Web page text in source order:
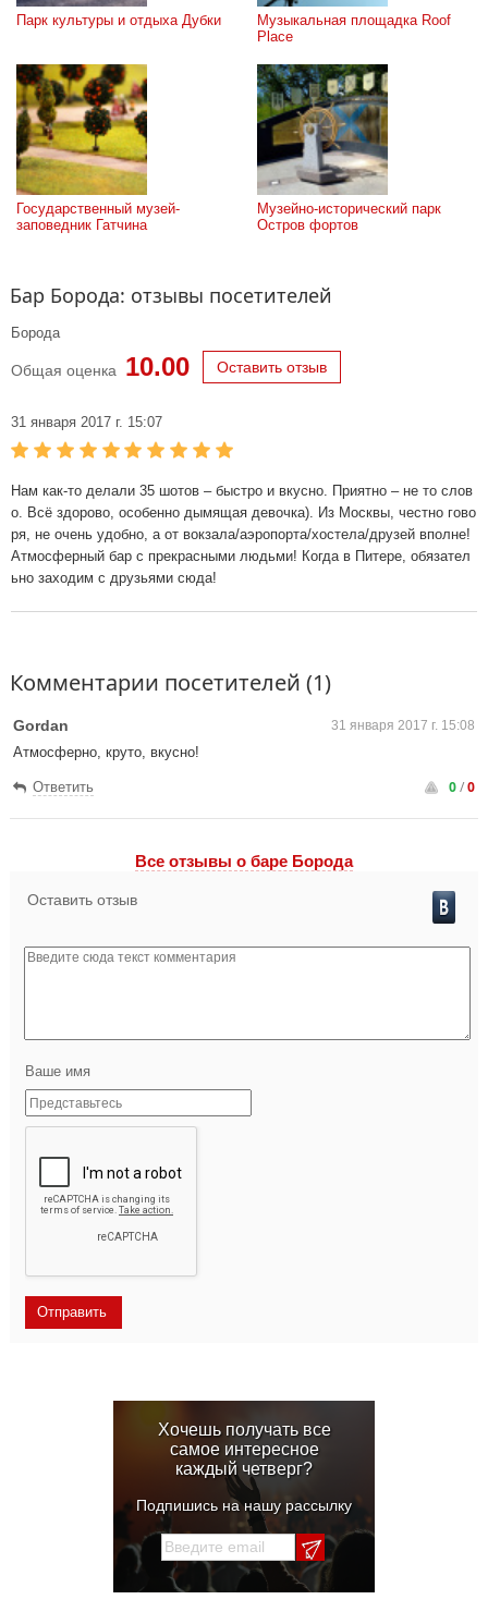
Парк культуры и отдыха Дубки
Музыкальная площадка Roof
Place
Государственный музей-
заповедник Гатчина
Музейно-исторический парк
Остров фортов
Бар Борода: отзывы посетителей
Борода
Общая оценка 10.00 Оставить отзыв
31 января 2017 г. 15:07
Нам как-то делали 35 шотов – быстро и вкусно. Приятно – не то слов
о. Всё здорово, особенно дымящая девочка). Из Москвы, честно гово
ря, не очень удобно, а от вокзала/аэропорта/хостела/друзей вполне!
Атмосферный бар с прекрасными людьми! Когда в Питере, обязател
ьно заходим с друзьями сюда!
Комментарии посетителей (1)
Gordan 31 января 2017 г. 15:08
Атмосферно, круто, вкусно!
Ответить 0/0
Все отзывы o баре Борода
Оставить отзыв
Ваше имя
Хочешь получать все
самое интересное
каждый четверг?
Подпишись на нашу рассылку